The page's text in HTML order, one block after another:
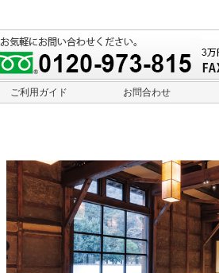
ご利用ガイド お問合わせ